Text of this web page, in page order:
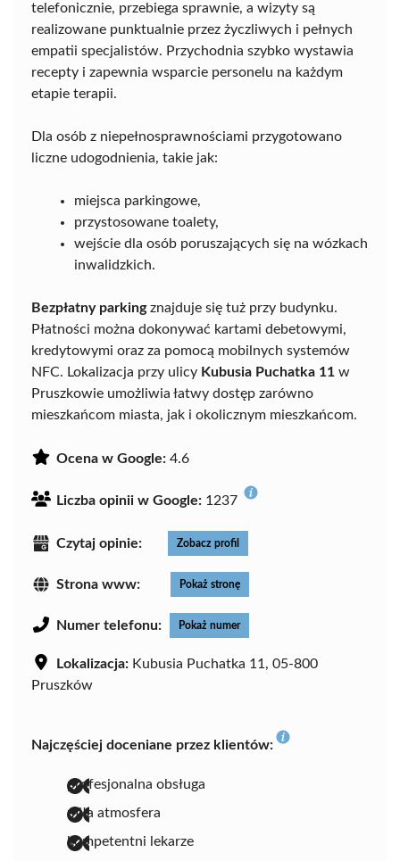
telefonicznie, przebiega sprawnie, a wizyty są
realizowane punktualnie przez życzliwych i pełnych
empatii specjalistów. Przychodnia szybko wystawia
recepty i zapewnia wsparcie personelu na każdym
etapie terapii.
Dla osób z niepełnosprawnościami przygotowano
liczne udogodnienia, takie jak:
miejsca parkingowe,
przystosowane toalety,
wejście dla osób poruszających się na wózkach
inwalidzkich.
Bezpłatny parkingznajduje się tuż przy budynku.
Płatności można dokonywać kartami debetowymi,
kredytowymi oraz za pomocą mobilnych systemów
NFC. Lokalizacja przy ulicy Kubusia Puchatka 11 w
Pruszkowie umożliwia łatwy dostęp zarówno
mieszkańcom miasta, jak i okolicznym mieszkańcom.
Ocena w Google: 4.6
Liczba opinii w Google: 1237
Czytaj opinie: Zobacz profil
Strona www: Pokaż stronę
Numer telefonu: Pokaż numer
Lokalizacja: Kubusia Puchatka 11, 05-800
Pruszków
Najczęściej doceniane przez klientów:
profesjonalna obsługa
miła atmosfera
kompetentni lekarze